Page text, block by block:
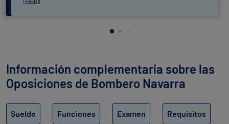
Información complementaria sobre las
Oposiciones de Bombero Navarra
Sueldo Funciones Examen Requisitos